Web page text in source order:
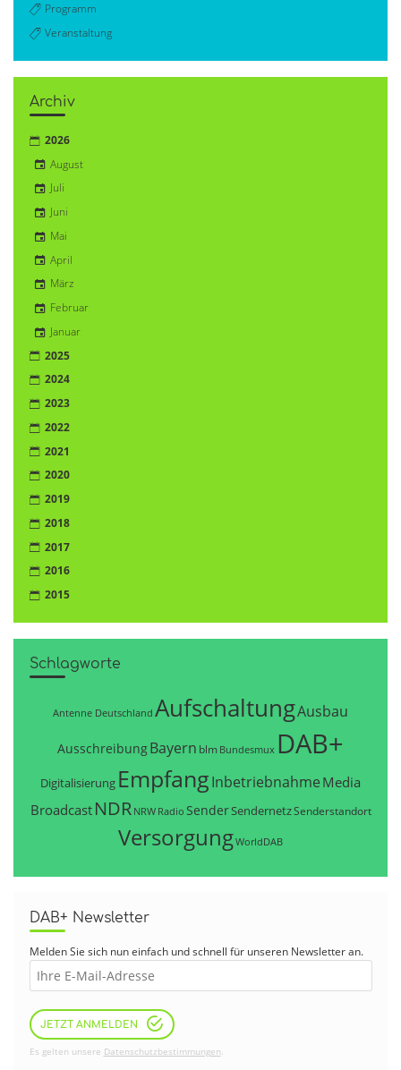
Programm
Veranstaltung
Archiv
2026
August
Juli
Juni
Mai
April
März
Februar
Januar
2025
2024
2023
2022
2021
2020
2019
2018
2017
2016
2015
Schlagworte
Antenne Deutschland AufschaltungAusbau
AusschreibungBayern blm Bundesmux DAB+
Digitalisierung EmpfangInbetriebnahme Media
Broadcast NDR NRW Radio SenderSendernetzSenderstandort
VersorgungWorldDAB
DAB+ Newsletter
Melden Sie sich nun einfach und schnell für unseren Newsletter an.
JETZT ANMELDEN
Es gelten unsere Datenschutzbestimmungen.